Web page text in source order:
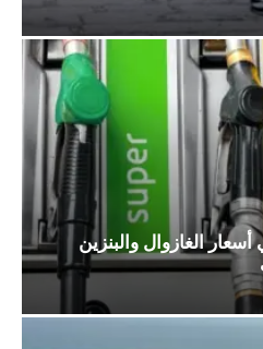
1 درهم في أسعار الغازوال والبنزين